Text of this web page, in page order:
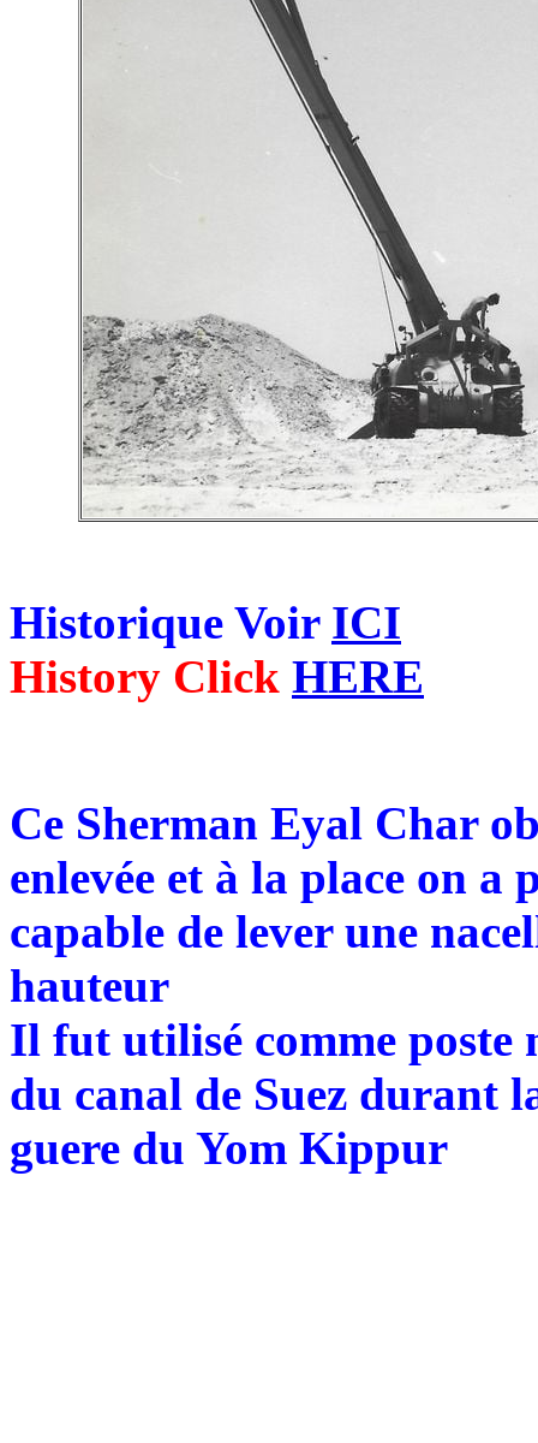
Historique Voir ICI
History Click HERE
Ce Sherman Eyal Char
enlevée et à la place on
capable de lever une
hauteur
Il fut utilisé comme poste
du canal de Suez
guere du Yom Kippur